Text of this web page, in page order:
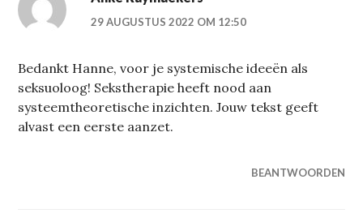
29 AUGUSTUS 2022 OM 12:50
Bedankt Hanne, voor je systemische ideeën als
seksuoloog! Sekstherapie heeft nood aan
systeemtheoretische inzichten. Jouw tekst geeft
alvast een eerste aanzet.
BEANTWOORDEN